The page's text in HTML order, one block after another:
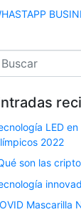
LED
2022
son las
Mascarilla